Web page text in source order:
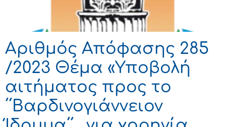
Αριθμός Απόφασης 285
/2023 Θέμα «Υποβολή
αιτήματος προς το
΄΄Βαρδινογιάννειον